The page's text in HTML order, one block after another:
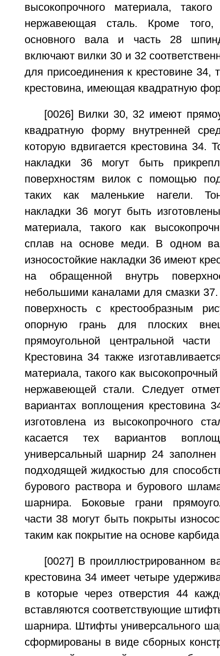
высокопрочного материала,
нержавеющая сталь. Кроме
основного вала и часть 28
включают вилки 30 и 32
для присоединения к крестовине 34,
крестовина, имеющая квадратную
[0026] Вилки 30, 32 имеют
квадратную форму внутренней
которую вдвигается крестовина 34.
накладки 36 могут быть
поверхностям вилок с помощью
таких как маленькие нагели.
накладки 36 могут быть
материала, такого как
сплав на основе меди. В одном
износостойкие накладки 36 имеют
на обращенной внутрь
небольшими каналами для смазки
поверхность с крестообразным
опорную грань для плоских
прямоугольной центральной
Крестовина 34 также
материала, такого как
нержавеющей стали. Следует
вариантах воплощения крестовина
изготовлена из высокопрочного
касается тех вариантов
универсальный шарнир 24
подходящей жидкостью для
бурового раствора и бурового
шарнира. Боковые грани
части 38 могут быть покрыты
таким как покрытие на основе
[0027] В проиллюстрированном
крестовина 34 имеет четыре
в которые через отверстия 44
вставляются соответствующие
шарнира. Штифты универсального
сформированы в виде сборных